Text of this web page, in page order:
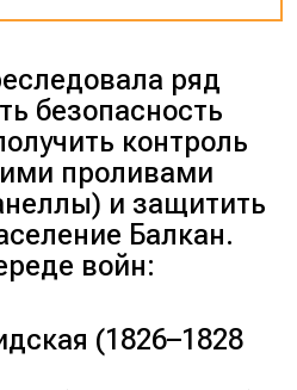
ряд
безопасность
контроль
проливами
) и защитить
Балкан.
войн:
(1826–1828